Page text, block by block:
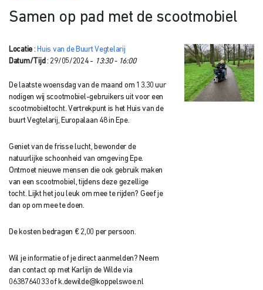
Samen op pad met de scootmobiel
Locatie : Huis van de Buurt Vegtelarij
Datum/Tijd : 29/05/2024 - 13:30 - 16:00
De laatste woensdag van de maand om 13.30 uur
nodigen wij scootmobiel-gebruikers uit voor een
scootmobieltocht. Vertrekpunt is het Huis van de
buurt Vegtelarij, Europalaan 48 in Epe.
Geniet van de frisse lucht, bewonder de
natuurlijke schoonheid van omgeving Epe.
Ontmoet nieuwe mensen die ook gebruik maken
van een scootmobiel, tijdens deze gezellige
tocht. Lijkt het jou leuk om mee te rijden? Geef je
dan op om mee te doen.
De kosten bedragen € 2,00 per persoon.
Wil je informatie of je direct aanmelden? Neem
dan contact op met Karlijn de Wilde via
0638764033 of k.dewilde@koppelswoe.nl